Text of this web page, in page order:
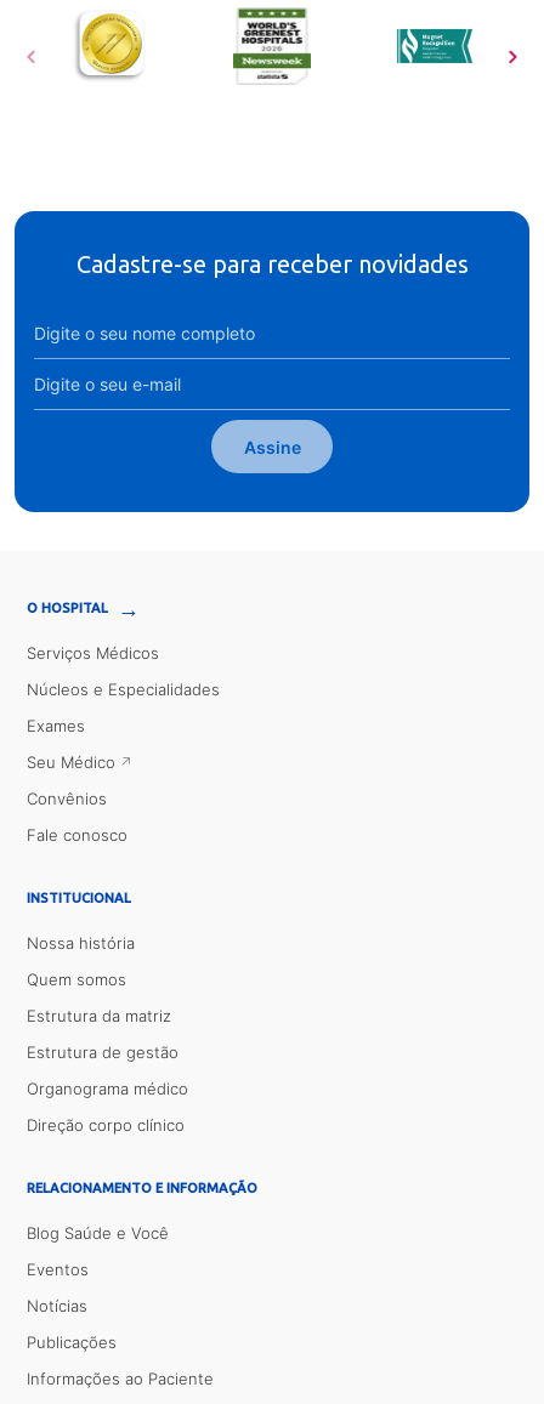
Cadastre-se para receber novidades
Assine
O HOSPITAL →
Serviços Médicos
Núcleos e Especialidades
Exames
Seu Médico
Convênios
Fale conosco
INSTITUCIONAL
Nossa história
Quem somos
Estrutura da matriz
Estrutura de gestão
Organograma médico
Direção corpo clínico
RELACIONAMENTO E INFORMAÇÃO
Blog Saúde e Você
Eventos
Notícias
Publicações
Informações ao Paciente